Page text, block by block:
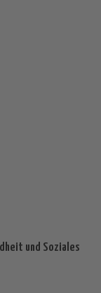
und Soziales